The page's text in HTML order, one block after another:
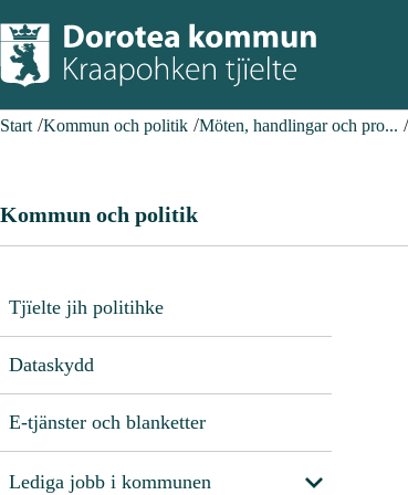
Start Kommun och politik Möten, handlingar och pro...
Kommun och politik
Tjïelte jih politihke
Dataskydd
E-tjänster och blanketter
Lediga jobb i kommunen